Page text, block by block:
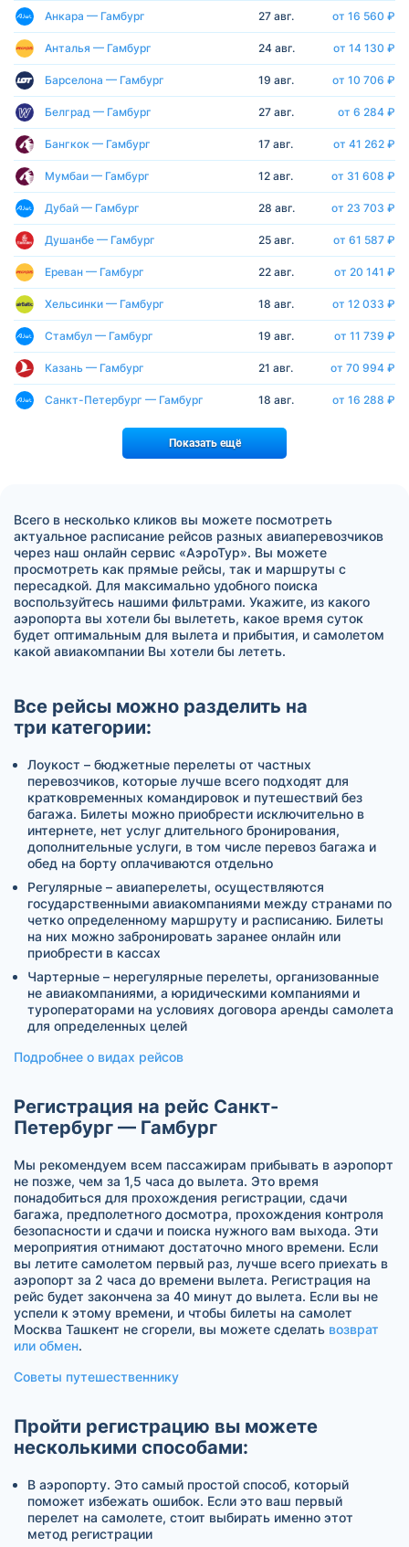
Анкара — Гамбург 27 авг. от 16 560 ₽
Анталья — Гамбург 24 авг. от 14 130 ₽
Барселона — Гамбург 19 авг. от 10 706 ₽
Белград — Гамбург 27 авг. от 6 284 ₽
Бангкок — Гамбург 17 авг. от 41 262 ₽
Мумбаи — Гамбург 12 авг. от 31 608 ₽
Дубай — Гамбург 28 авг. от 23 703 ₽
Душанбе — Гамбург 25 авг. от 61 587 ₽
Ереван — Гамбург 22 авг. от 20 141 ₽
Хельсинки — Гамбург 18 авг. от 12 033 ₽
Стамбул — Гамбург 19 авг. от 11 739 ₽
Казань — Гамбург 21 авг. от 70 994 ₽
Санкт-Петербург — Гамбург 18 авг. от 16 288 ₽
Показать ещё
Всего в несколько кликов вы можете посмотреть
актуальное расписание рейсов разных авиаперевозчиков
через наш онлайн сервис «АэроТур». Вы можете
просмотреть как прямые рейсы, так и маршруты с
пересадкой. Для максимально удобного поиска
воспользуйтесь нашими фильтрами. Укажите, из какого
аэропорта вы хотели бы вылететь, какое время суток
будет оптимальным для вылета и прибытия, и самолетом
какой авиакомпании Вы хотели бы лететь.
Все рейсы можно разделить на
три категории:
Лоукост – бюджетные перелеты от частных
перевозчиков, которые лучше всего подходят для
кратковременных командировок и путешествий без
багажа. Билеты можно приобрести исключительно в
интернете, нет услуг длительного бронирования,
дополнительные услуги, в том числе перевоз багажа и
обед на борту оплачиваются отдельно
Регулярные – авиаперелеты, осуществляются
государственными авиакомпаниями между странами по
четко определенному маршруту и расписанию. Билеты
на них можно забронировать заранее онлайн или
приобрести в кассах
Чартерные – нерегулярные перелеты, организованные
не авиакомпаниями, а юридическими компаниями и
туроператорами на условиях договора аренды самолета
для определенных целей
Подробнее о видах рейсов
Регистрация на рейс Санкт-
Петербург — Гамбург
Мы рекомендуем всем пассажирам прибывать в аэропорт
не позже, чем за 1,5 часа до вылета. Это время
понадобиться для прохождения регистрации, сдачи
багажа, предполетного досмотра, прохождения контроля
безопасности и сдачи и поиска нужного вам выхода. Эти
мероприятия отнимают достаточно много времени. Если
вы летите самолетом первый раз, лучше всего приехать в
аэропорт за 2 часа до времени вылета. Регистрация на
рейс будет закончена за 40 минут до вылета. Если вы не
успели к этому времени, и чтобы билеты на самолет
Москва Ташкент не сгорели, вы можете сделать возврат
или обмен.
Советы путешественнику
Пройти регистрацию вы можете
несколькими способами:
В аэропорту. Это самый простой способ, который
поможет избежать ошибок. Если это ваш первый
перелет на самолете, стоит выбирать именно этот
метод регистрации